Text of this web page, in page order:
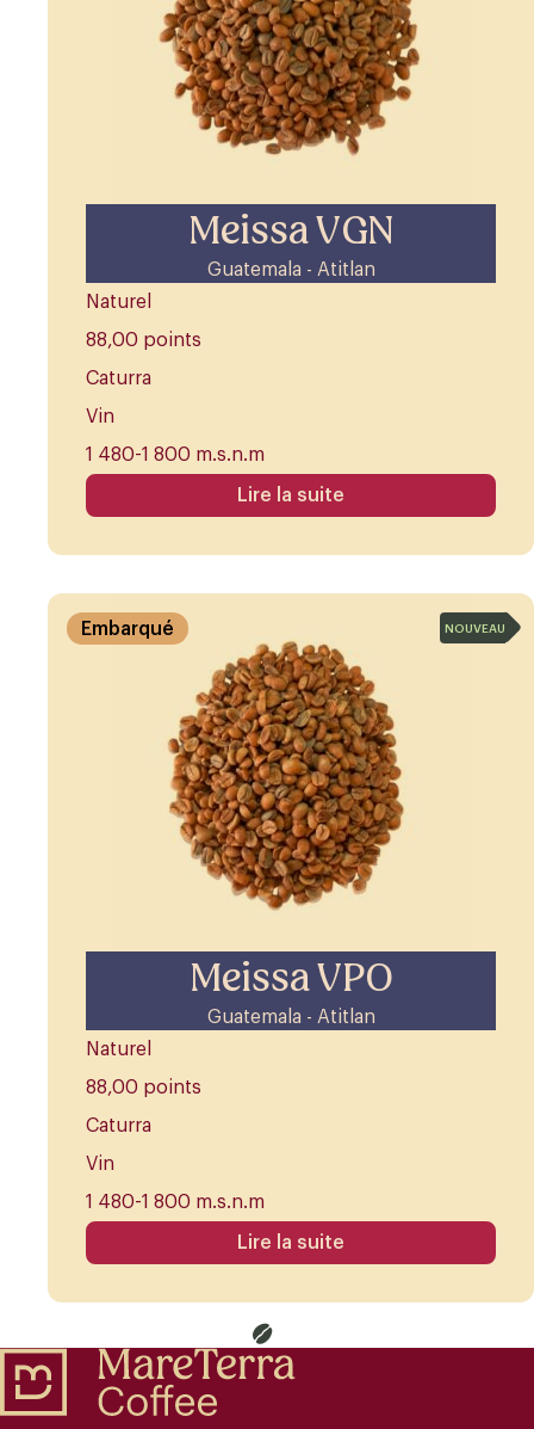
Meissa VGN
Guatemala - Atitlan
Naturel
88,00 points
Caturra
Vin
1 480-1 800 m.s.n.m
Lire la suite
Meissa VPO
Guatemala - Atitlan
Embarqué
Naturel
88,00 points
Caturra
Vin
1 480-1 800 m.s.n.m
NOUVEAU
Lire la suite